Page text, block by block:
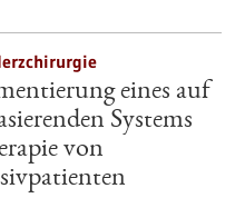
eines auf
Systems
von